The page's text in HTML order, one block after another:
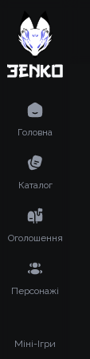
Головна
Каталог
Оголошення
Персонажі
Міні-Ігри